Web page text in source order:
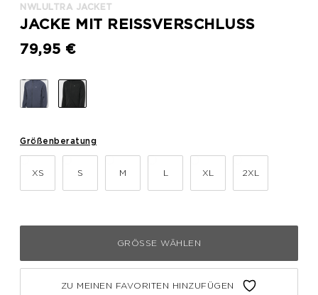
NWLULTRA JACKET
JACKE MIT REISSVERSCHLUSS
79,95 €
Größenberatung
XS S M L XL 2XL
GRÖSSE WÄHLEN
ZU MEINEN FAVORITEN HINZUFÜGEN